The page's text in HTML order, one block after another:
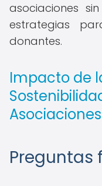
asociaciones
estrategias
donantes.
Impacto de
Preguntas